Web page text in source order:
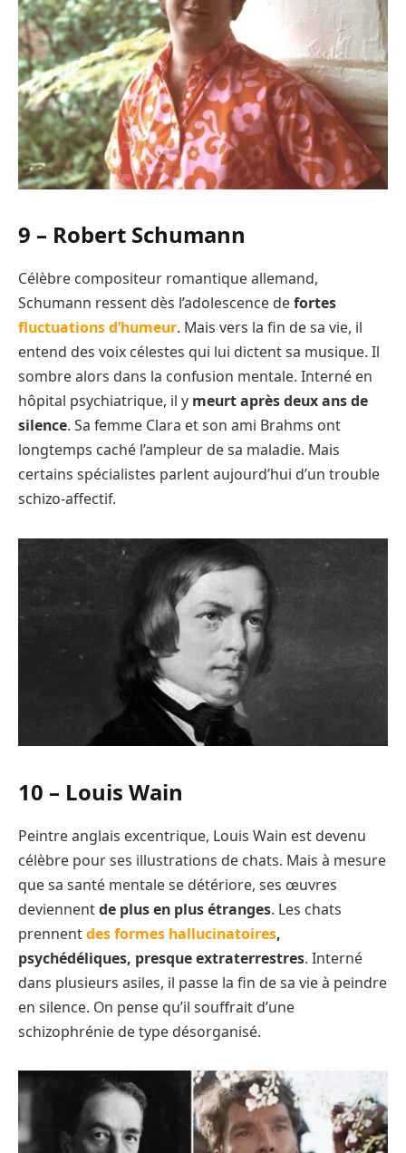
9 – Robert Schumann
Célèbre compositeur romantique allemand,
Schumann ressent dès l’adolescence defortes
fluctuations d’humeur. Mais vers la fin de sa vie, il
entend des voix célestes qui lui dictent sa musique. Il
sombre alors dans la confusion mentale. Interné en
hôpital psychiatrique, il y meurt après deux ans de
silence. Sa femme Clara et son ami Brahms ont
longtemps caché l’ampleur de sa maladie. Mais
certains spécialistes parlent aujourd’hui d’un trouble
schizo-affectif.
10 – Louis Wain
Peintre anglais excentrique, Louis Wain est devenu
célèbre pour ses illustrations de chats. Mais à mesure
que sa santé mentale se détériore, ses œuvres
deviennentde plus en plus étranges. Les chats
prennentdes formes hallucinatoires,
psychédéliques, presque extraterrestres. Interné
dans plusieurs asiles, il passe la fin de sa vie à peindre
en silence. On pense qu’il souffrait d’une
schizophrénie de type désorganisé.